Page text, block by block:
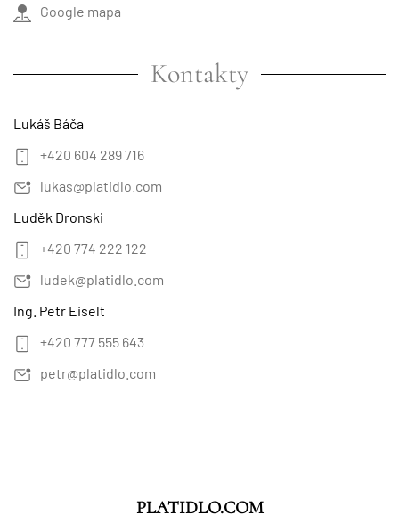
Google mapa
Kontakty
Lukáš Báča
+420 604 289 716
lukas@platidlo.com
Luděk Dronski
+420 774 222 122
ludek@platidlo.com
Ing. Petr Eiselt
+420 777 555 643
petr@platidlo.com
PLATIDLO.COM